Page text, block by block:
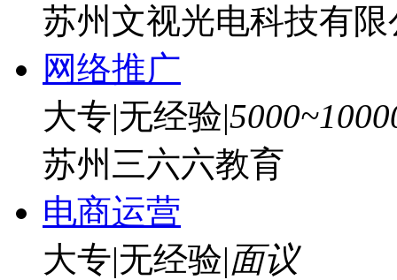
苏州文视光电科技有限
网络推广
大专|无经验|
苏州三六六教育
电商运营
大专|无经验|面议